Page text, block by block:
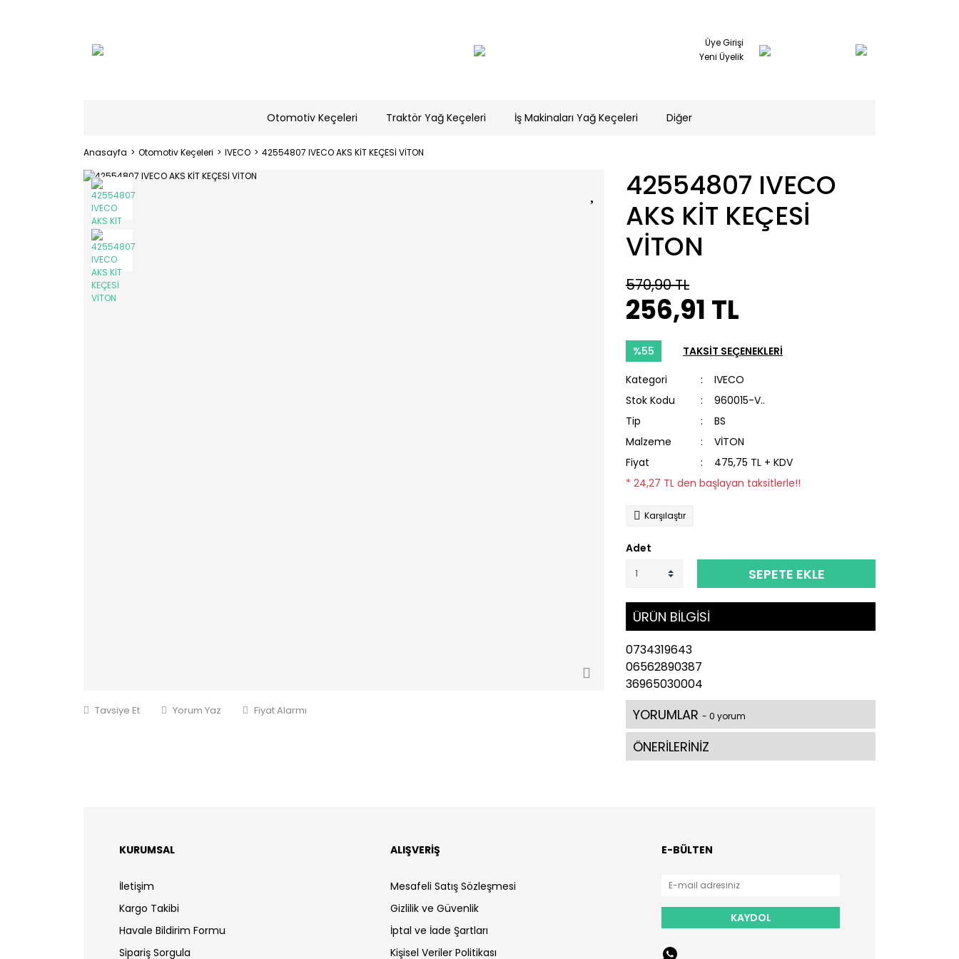
Üye Girişi
Yeni Üyelik
Otomotiv Keçeleri Traktör Yağ Keçeleri İş Makinaları Yağ Keçeleri Diğer
Anasayfa Otomotiv Keçeleri IVECO 42554807 IVECO AKS KİT KEÇESİ VİTON
Tavsiye Et Yorum Yaz Fiyat Alarmı
42554807 IVECO
AKS KİT KEÇESİ
VİTON
570,90 TL
256,91 TL
%55 TAKSİT SEÇENEKLERİ
Kategori
IVECO
Stok Kodu
960015-V..
Tip
BS
Malzeme
VİTON
Fiyat
475,75 TL + KDV
* 24,27 TL den başlayan taksitlerle!!
Karşılaştır
Adet
SEPETE EKLE
ÜRÜN BİLGİSİ
0734319643
06562890387
36965030004
YORUMLAR - 0 yorum
ÖNERİLERİNİZ
KURUMSAL
İletişim
Kargo Takibi
Havale Bildirim Formu
Sipariş Sorgula
ALIŞVERİŞ
Mesafeli Satış Sözleşmesi
Gizlilik ve Güvenlik
İptal ve İade Şartları
Kişisel Veriler Politikası
E-BÜLTEN
KAYDOL